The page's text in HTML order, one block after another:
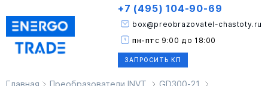
ЗАПРОСИТЬ КП
box@preobrazovatel-chastoty.ru
+7 (495) 104-90-69
пн-пт с 9:00 до 18:00
Главная Преобразователи INVT
GD300-21